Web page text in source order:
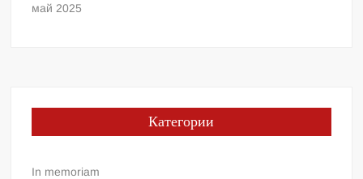
май 2025
Категории
In memoriam